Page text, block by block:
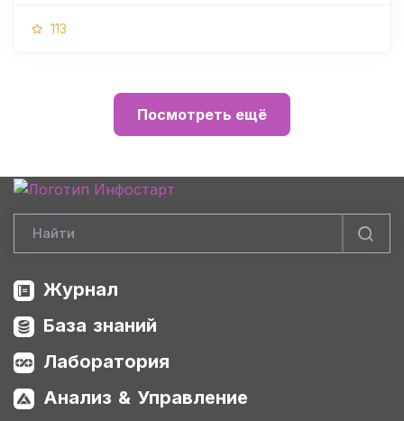
113
Посмотреть ещё
Журнал
База знаний
Лаборатория
Анализ & Управление